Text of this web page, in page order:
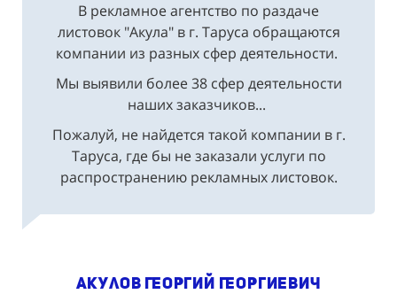
В рекламное агентство по раздаче
листовок "Акула" в г. Таруса обращаются
компании из разных сфер деятельности.
Мы выявили более 38 сфер деятельности
наших заказчиков...
Пожалуй, не найдется такой компании в г.
Таруса, где бы не заказали услуги по
распространению рекламных листовок.
Акулов Георгий Георгиевич